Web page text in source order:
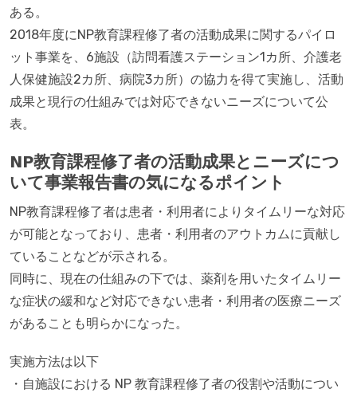
ある。
2018年度にNP教育課程修了者の活動成果に関するパイロ
ット事業を、6施設（訪問看護ステーション1カ所、介護老
人保健施設2カ所、病院3カ所）の協力を得て実施し、活動
成果と現行の仕組みでは対応できないニーズについて公
表。
NP教育課程修了者の活動成果とニーズにつ
いて事業報告書の気になるポイント
NP教育課程修了者は患者・利用者によりタイムリーな対応
が可能となっており、患者・利用者のアウトカムに貢献し
ていることなどが示される。
同時に、現在の仕組みの下では、薬剤を用いたタイムリー
な症状の緩和など対応できない患者・利用者の医療ニーズ
があることも明らかになった。
実施方法は以下
・自施設における NP 教育課程修了者の役割や活動につい